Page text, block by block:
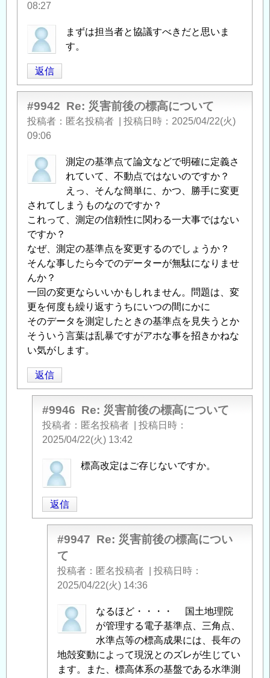
08:27
まずは担当者と協議すべきだと思いま
す。
返信
#9942 Re: 災害前後の標高について
投稿者 匿名投稿者 投稿日時
2025/04/22(火)
09:06
測定の基準点て論文などで明確に定義さ
れていて、不動点ではないのですか？
えっ、そんな簡単に、かつ、勝手に変更
されてしまうものなのですか？
これって、測定の信頼性に関わる一大事ではない
ですか？
なぜ、測定の基準点を変更するのでしょうか？
そんな事したら今でのデーターが無駄になりませ
んか？
一回の変更ならいいかもしれません。問題は、変
更を何度も繰り返すうちにいつの間にかに
そのデータを測定したときの基準点を見失うとか
そういう言葉は乱暴ですがアホな事を招きかねな
い気がします。
返信
#9946 Re: 災害前後の標高について
投稿者 匿名投稿者
投稿日時
2025/04/22(火) 13:42
匿
名
投
稿
者
Re:
標高改定はご存じないですか。
返信
#9947 Re: 災害前後の標高につい
て
投稿者 匿名投稿者
投稿日時
2025/04/22(火) 14:36
匿
名
稿
者
なるほど・・・・ 国土地理院
が管理する電子基準点、三角点、
水準点等の標高成果には、長年の
地殻変動によって現況とのズレが生じてい
ます。また、標高体系の基盤である水準測